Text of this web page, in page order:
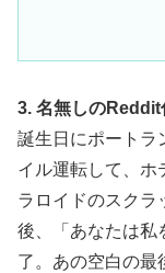
3. 名無しのReddit
誕生日にポートラ
イル運転して、ホ
ラロイドのスクラ
後、「あなたは私
了。あの空白の最